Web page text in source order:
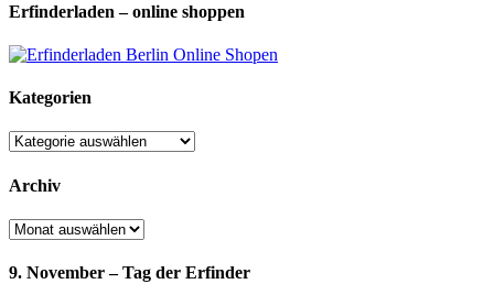
Erfinderladen – online shoppen
Kategorien
Kategorien
Archiv
Archiv
9. November – Tag der Erfinder